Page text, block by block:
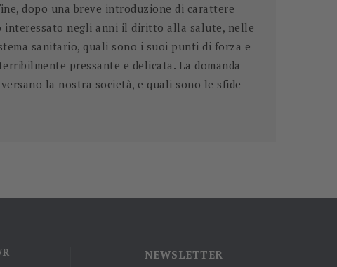
dopo una breve introduzione di carattere
interessato negli anni il diritto alla salute, nelle
sanitario, quali sono i suoi punti di forza e
pressante e delicata. La domanda
la nostra società, e quali sono le sfide
NEWSLETTER